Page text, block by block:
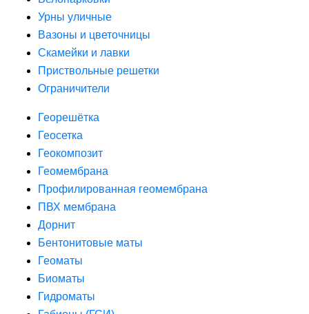
Урны уличные
Вазоны и цветочницы
Скамейки и лавки
Приствольные решетки
Ограничители
Георешётка
Геосетка
Геокомпозит
Геомембрана
Профилированная геомембрана
ПВХ мембрана
Дорнит
Бентонитовые маты
Геоматы
Биоматы
Гидроматы